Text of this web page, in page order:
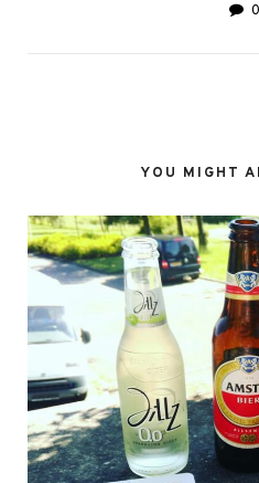
0
YOU MIGHT